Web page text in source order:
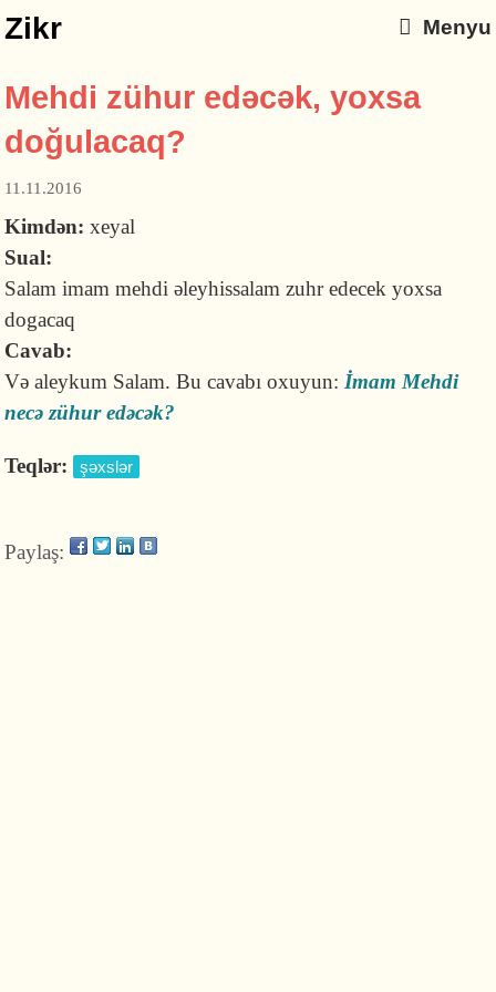
Zikr Menyu
Mehdi zühur edəcək, yoxsa
doğulacaq?
11.11.2016
Kimdən:xeyal
Sual:
Salam imam mehdi əleyhissalam zuhr edecek yoxsa
dogacaq
Cavab:
Və aleykum Salam. Bu cavabı oxuyun: İmam Mehdi
necə zühur edəcək?
Teqlər: şəxslər
Paylaş: